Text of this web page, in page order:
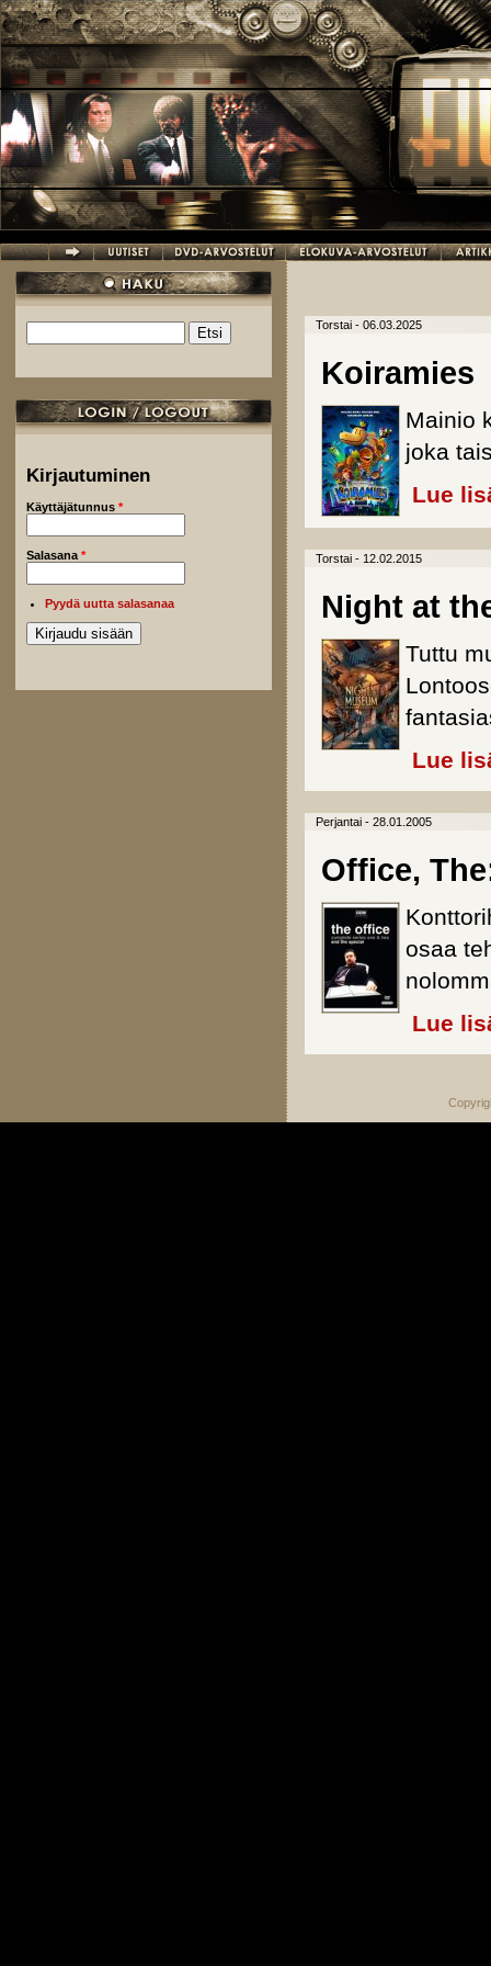
Hyppää pääsisältöön
Hakulomake
Kirjautuminen
Käyttäjätunnus *
Salasana *
Pyydä uutta salasanaa
Torstai - 06.03.2025
Koiramies
Mainio
joka
Lue
Torstai - 12.02.2015
Night at
Tuttu
Lue
Perjantai - 28.01.2005
Office,
osaa
Lue